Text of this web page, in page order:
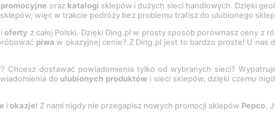
oraz katalogi sklepów i dużych sieci handlowych. Dzięki
więc w trakcie podróży bez problemu trafisz do ulubionego
ioferty z całej Polski. Dzięki Ding.pl w prosty sposób porównasz ceny z
piwa w okazyjnej cenie? Z Ding.pl jest to bardzo proste! U nas
Chcesz dostawać powiadomienia tylko od wybranych sieci?
do ulubionych produktów i sieci sklepów, dzięki czemu
i okazje! Z nami nigdy nie przegapisz nowych promocji sklepów Pepco,